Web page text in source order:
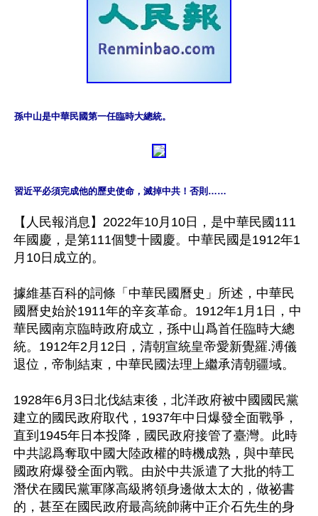
習近平必須完成他的歷史使命，滅掉中共！否則……
【人民報消息】2022年10月10日，是中華民國111
年國慶，是第111個雙十國慶。中華民國是1912年1
月10日成立的。
據維基百科的詞條「中華民國曆史」所述，中華民
國曆史始於1911年的辛亥革命。1912年1月1日，中
華民國南京臨時政府成立，孫中山爲首任臨時大總
統。1912年2月12日，清朝宣統皇帝愛新覺羅.溥儀
退位，帝制結束，中華民國法理上繼承清朝疆域。
1928年6月3日北伐結束後，北洋政府被中國國民黨
建立的國民政府取代，1937年中日爆發全面戰爭，
直到1945年日本投降，國民政府接管了臺灣。此時
中共認爲奪取中國大陸政權的時機成熟，與中華民
國政府爆發全面內戰。由於中共派遣了大批的特工
潛伏在國民黨軍隊高級將領身邊做太太的，做祕書
的，甚至在國民政府最高統帥蔣中正介石先生的身